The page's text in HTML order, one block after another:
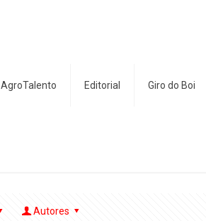
AgroTalento Editorial Giro do Boi
Autores